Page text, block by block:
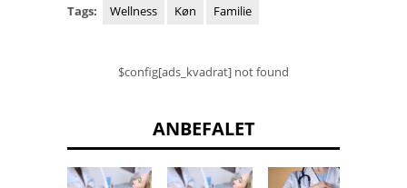
Tags:
Wellness Køn Familie
$config[ads_kvadrat] not found
ANBEFALET